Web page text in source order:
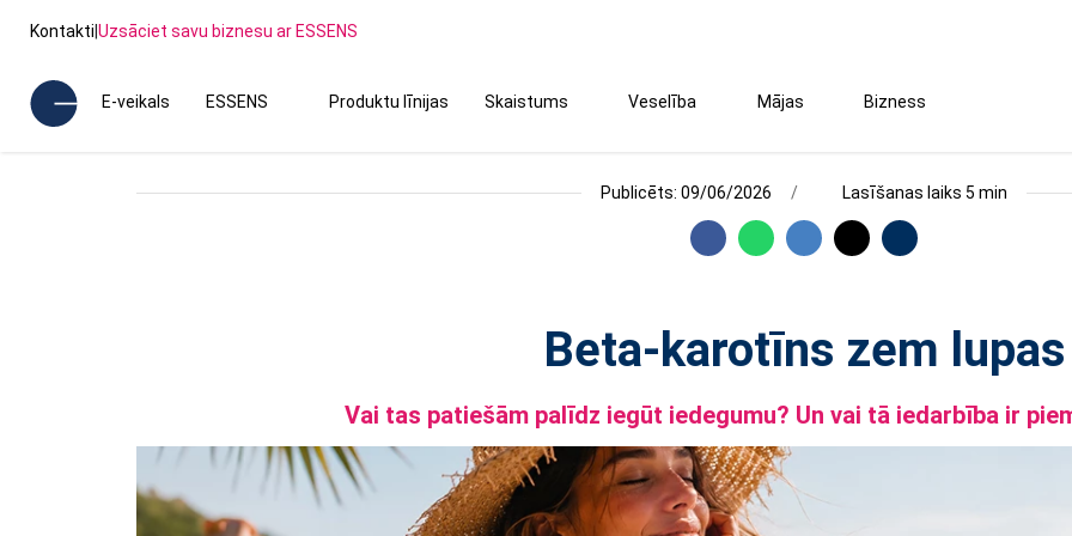
Kontakti|Uzsāciet savu biznesu ar ESSENS
E-veikals ESSENS Produktu līnijas Skaistums Veselība Mājas Bizness
Publicēts: 09/06/2026 Lasīšanas laiks 5 min
Beta-karotīns zem lupas
Vai tas patiešām palīdz iegūt iedegumu? Un vai tā iedarbība ir